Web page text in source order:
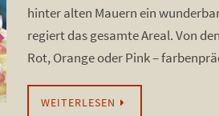
hinter alten Mauern ein
regiert das gesamte Areal. Von
Rot, Orange oder Pink –
WEITERLESEN